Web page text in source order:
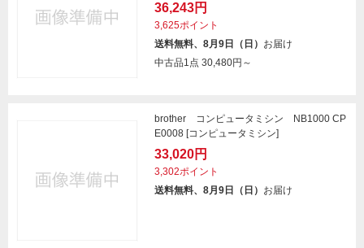
36,243円
3,625ポイント
送料無料、8月9日（日） お届け
中古品1点 30,480円～
brother コンピュータミシン NB1000 CP
E0008 [コンピュータミシン]
33,020円
3,302ポイント
送料無料、8月9日（日） お届け